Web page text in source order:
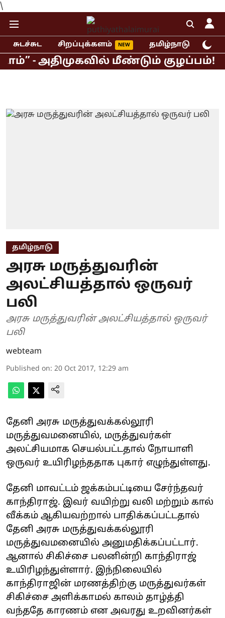
\
சுடச்சுட சிறப்புக்களம் தமிழ்நாடு
மீண்டும் குழப்பம்!
தமிழ்நாடு
அரசு மருத்துவரின்
அலட்சியத்தால் ஒருவர்
பலி
அரசு மருத்துவரின் அலட்சியத்தால் ஒருவர்
பலி
webteam
Published on: 20 Oct 2017, 12:29 am
தேனி அரசு மருத்துவக்கல்லூரி
மருத்துவமனையில், மருத்துவர்கள்
அலட்சியமாக செயல்பட்டதால் நோயாளி
ஒருவர் உயிரிழந்ததாக புகார் எழுந்துள்ளது.
தேனி மாவட்டம் ஜக்கம்பட்டியை சேர்ந்தவர்
காந்திராஜ். இவர் வயிற்று வலி மற்றும் கால்
வீக்கம் ஆகியவற்றால் பாதிக்கப்பட்டதால்
தேனி அரசு மருத்துவக்கல்லூரி
மருத்துவமனையில் அனுமதிக்கப்பட்டார்.
ஆனால் சிகிச்சை பலனின்றி காந்திராஜ்
உயிரிழந்துள்ளார். இந்நிலையில்
காந்திராஜின் மரணத்திற்கு மருத்துவர்கள்
சிகிச்சை அளிக்காமல் காலம் தாழ்த்தி
வந்ததே காரணம் என அவரது உறவினர்கள்